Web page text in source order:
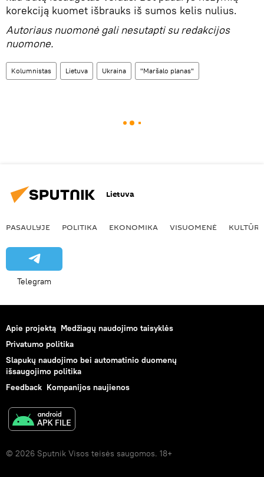
korekciją kuomet išbrauks iš sumos kelis nulius.
Autoriaus nuomonė gali nesutapti su redakcijos
nuomone.
Kolumnistas Lietuva Ukraina "Maršalo planas"
Lietuva
PASAULYJE POLITIKA EKONOMIKA VISUOMENĖ KULTŪRA
Telegram
Apie projektą Medžiagų naudojimo taisyklės
Privatumo politika
Slapukų naudojimo bei automatinio duomenų
išsaugojimo politika
Feedback Kompanijos naujienos
© 2026 Sputnik Visos teisės saugomos. 18+